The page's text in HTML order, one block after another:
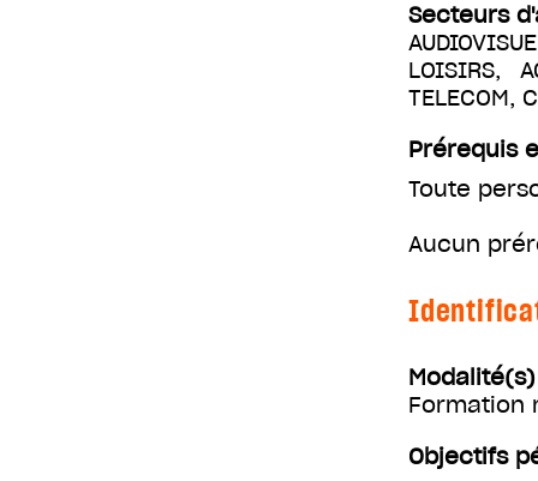
Secteurs
LOISIRS,
TELECOM,
Prérequis
Toute
Aucun
Formation
Objectifs